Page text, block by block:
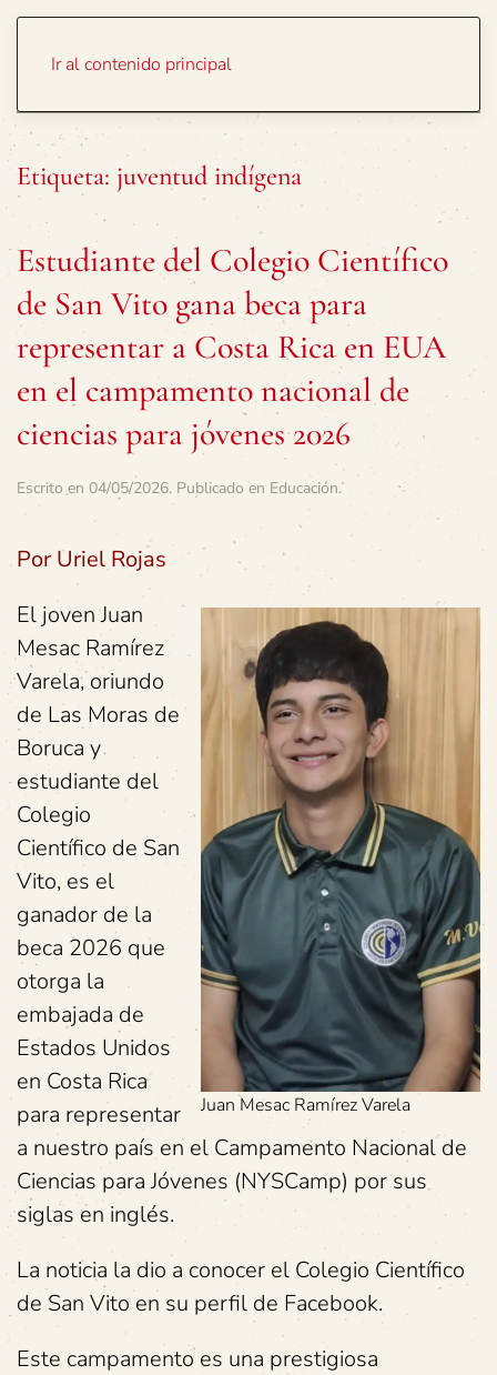
Ir al contenido principal
Etiqueta: juventud indígena
Estudiante del Colegio Científico
de San Vito gana beca para
representar a Costa Rica en EUA
en el campamento nacional de
ciencias para jóvenes 2026
Escrito en 04/05/2026. Publicado en Educación.
Por Uriel Rojas
Juan Mesac Ramírez Varela
El joven Juan
Mesac Ramírez
Varela, oriundo
de Las Moras de
Boruca y
estudiante del
Colegio
Científico de San
Vito, es el
ganador de la
beca 2026 que
otorga la
embajada de
Estados Unidos
en Costa Rica
para representar
a nuestro país en el Campamento Nacional de
Ciencias para Jóvenes (NYSCamp) por sus
siglas en inglés.
La noticia la dio a conocer el Colegio Científico
de San Vito en su perfil de Facebook.
Este campamento es una prestigiosa